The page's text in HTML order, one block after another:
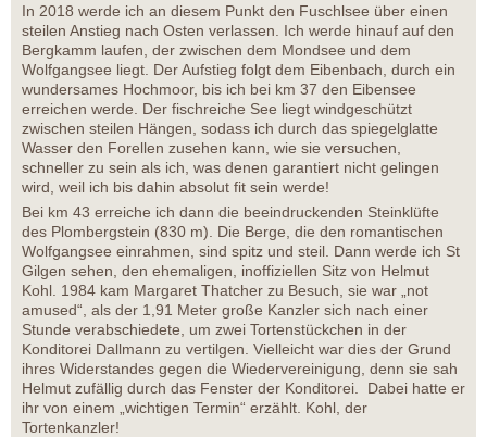
In 2018 werde ich an diesem Punkt den Fuschlsee über einen
steilen Anstieg nach Osten verlassen. Ich werde hinauf auf den
Bergkamm laufen, der zwischen dem Mondsee und dem
Wolfgangsee liegt. Der Aufstieg folgt dem Eibenbach, durch ein
wundersames Hochmoor, bis ich bei km 37 den Eibensee
erreichen werde. Der fischreiche See liegt windgeschützt
zwischen steilen Hängen, sodass ich durch das spiegelglatte
Wasser den Forellen zusehen kann, wie sie versuchen,
schneller zu sein als ich, was denen garantiert nicht gelingen
wird, weil ich bis dahin absolut fit sein werde!
Bei km 43 erreiche ich dann die beeindruckenden Steinklüfte
des Plombergstein (830 m). Die Berge, die den romantischen
Wolfgangsee einrahmen, sind spitz und steil. Dann werde ich St
Gilgen sehen, den ehemaligen, inoffiziellen Sitz von Helmut
Kohl. 1984 kam Margaret Thatcher zu Besuch, sie war „not
amused“, als der 1,91 Meter große Kanzler sich nach einer
Stunde verabschiedete, um zwei Tortenstückchen in der
Konditorei Dallmann zu vertilgen. Vielleicht war dies der Grund
ihres Widerstandes gegen die Wiedervereinigung, denn sie sah
Helmut zufällig durch das Fenster der Konditorei. Dabei hatte er
ihr von einem „wichtigen Termin“ erzählt. Kohl, der
Tortenkanzler!